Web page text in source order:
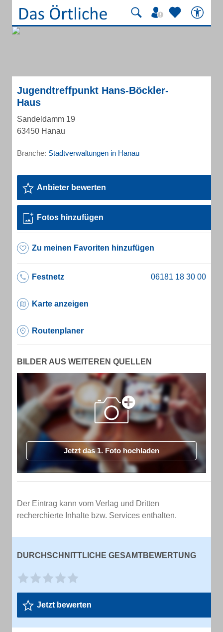
Jugendtreffpunkt Hans-Böckler-
Haus
Sandeldamm 19
63450 Hanau
Branche: Stadtverwaltungen in Hanau
Anbieter bewerten
Fotos hinzufügen
Zu meinen Favoriten hinzufügen
Festnetz
Karte anzeigen
Routenplaner
BILDER AUS WEITEREN QUELLEN
Jetzt das 1. Foto hochladen
Der Eintrag kann vom Verlag und Dritten
recherchierte Inhalte bzw. Services enthalten.
DURCHSCHNITTLICHE GESAMTBEWERTUNG
Jetzt bewerten